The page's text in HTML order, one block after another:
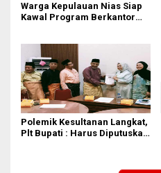
Warga Kepulauan Nias Siap
Kawal Program Berkantor
Polemik Kesultanan Langkat,
Plt Bupati : Harus Diputuskan